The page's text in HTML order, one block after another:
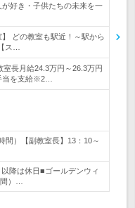
好き・子供たちの未来を一
】 どの教室も駅近！～駅から
ス…
長月給24.3万円～26.3万円
当を支給※2…
間）【副教室長】13：10～
降は休日■ゴールデンウィ
）…